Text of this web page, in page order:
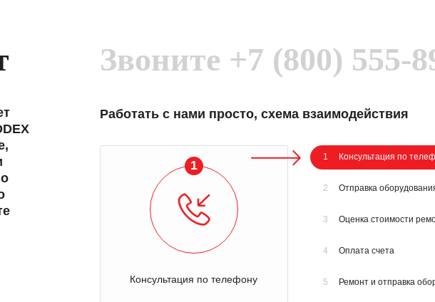
Звоните +7 (800) 555-
Работать с нами просто, схема взаимодействия
1
Консультация по телефону
1 Консультация по
2 Отправка
3 Оценка стоимости
4 Оплата счета
5 Ремонт и отправка